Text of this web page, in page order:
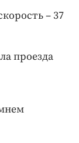
– 37
проезда